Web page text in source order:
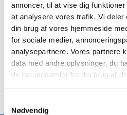
annoncer, til at vise dig
at analysere vores trafik. Vi deler
din brug af vores hjemmeside
for sociale medier,
analysepartnere. Vores partnere
data med andre oplysninger, du
de har indsamlet fra din brug af
Nødvendig
Yderligere information om
følgende link:
Se oversigten over aktuelle og
forsyningsvanskeligheder
Spørgsmål om aktuel status skal